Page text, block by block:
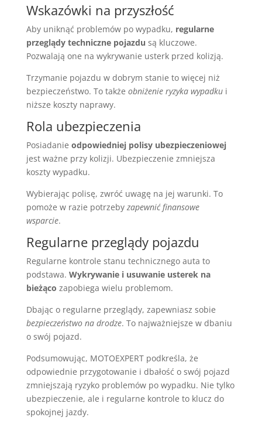
Wskazówki na przyszłość
Aby uniknąć problemów po wypadku, regularne
przeglądy techniczne pojazdu są kluczowe.
Pozwalają one na wykrywanie usterk przed kolizją.
Trzymanie pojazdu w dobrym stanie to więcej niż
bezpieczeństwo. To także obniżenie ryzyka wypadkui
niższe koszty naprawy.
Rola ubezpieczenia
Posiadanie odpowiedniej polisy ubezpieczeniowej
jest ważne przy kolizji. Ubezpieczenie zmniejsza
koszty wypadku.
Wybierając polisę, zwróć uwagę na jej warunki. To
pomoże w razie potrzeby zapewnić finansowe
wsparcie.
Regularne przeglądy pojazdu
Regularne kontrole stanu technicznego auta to
podstawa. Wykrywanie i usuwanie usterek na
bieżąco zapobiega wielu problemom.
Dbając o regularne przeglądy, zapewniasz sobie
bezpieczeństwo na drodze. To najważniejsze w dbaniu
o swój pojazd.
Podsumowując, MOTOEXPERT podkreśla, że
odpowiednie przygotowanie i dbałość o swój pojazd
zmniejszają ryzyko problemów po wypadku. Nie tylko
ubezpieczenie, ale i regularne kontrole to klucz do
spokojnej jazdy.